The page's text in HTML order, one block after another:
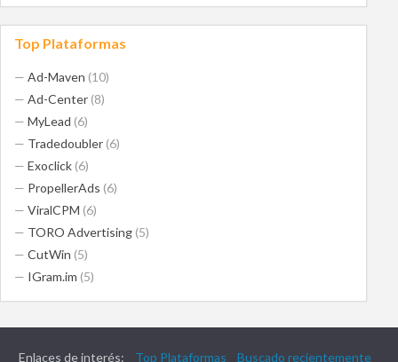
Top Plataformas
— Ad-Maven (10)
— Ad-Center (8)
— MyLead (6)
— Tradedoubler (6)
— Exoclick (6)
— PropellerAds (6)
— ViralCPM (6)
— TORO Advertising (5)
— CutWin (5)
— IGram.im (5)
Enlaces de interés: Top Plataformas Buscado recientemente